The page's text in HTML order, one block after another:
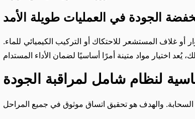
الجودة في العمليات طويلة الأمد
غلاف المستشعر للاحتكاك أو التركيب الكيميائي للماء.
لنظام شامل لمراقبة الجودة